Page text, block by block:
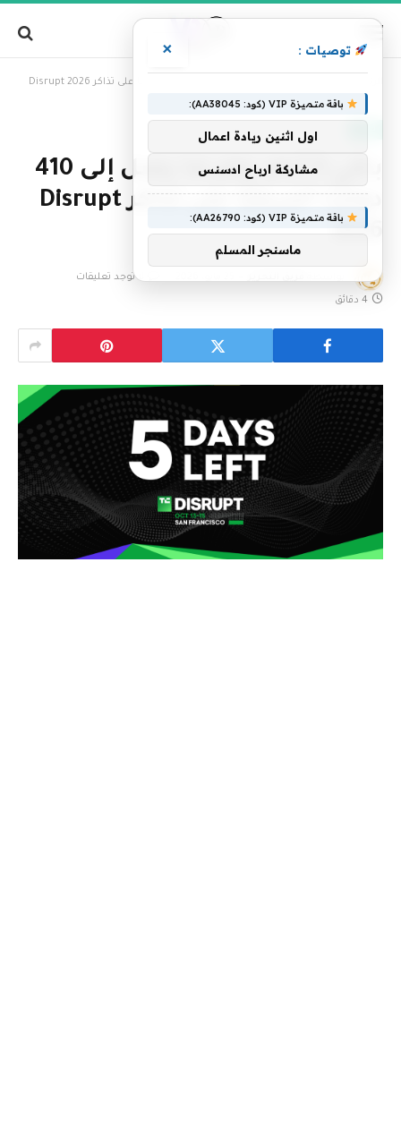
باقي 5 أيام: وفر ما يصل إلى 410
دولارًا أمريكيًا على تذاكر Disrupt
2026
لا توجد تعليقات
4 دقائق
توصيات : ×
باقة متميزة VIP (كود: AA38045):
اول اثنين ريادة اعمال
مشاركة ارباح ادسنس
باقة متميزة VIP (كود: AA26790):
ماسنجر المسلم